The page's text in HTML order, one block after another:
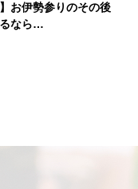
】お伊勢参りのその後
なら…